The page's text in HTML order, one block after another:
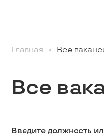
Студентам
Школьникам
Главная Все
Все